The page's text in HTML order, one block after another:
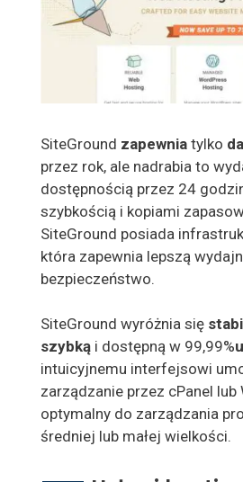
SiteGround zapewnia tylko
przez rok, ale nadrabia to
dostępnością przez 24
szybkością i kopiami
SiteGround posiada
która zapewnia lepszą
bezpieczeństwo.
SiteGround wyróżnia się
szybką i dostępną w 99,99%
intuicyjnemu interfejsowi
zarządzanie przez cPanel lub
optymalny do zarządzania
średniej lub małej wielkości.